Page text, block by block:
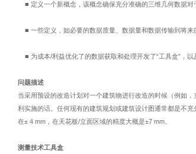
■ 定义一个新概念，该概念确保充分准确的三维几何数据
■ 一些定义，如必要的数据质量、数据量和数据传输到将来
■ 为成本/利益优化了的数据获取和处理开发了“工具盒” ，
问题描述
当采用预设的改造计划对一个建筑物进行改造的时候（例如
利实施的话。任何现有的建筑规划或建筑设计图通常都是不
在± 4 mm ，在天花板/立面区域的精度大概是±7 mm
测量技术工具盒